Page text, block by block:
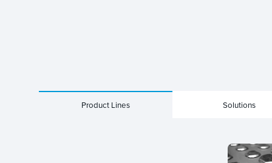
Product Lines Solutions